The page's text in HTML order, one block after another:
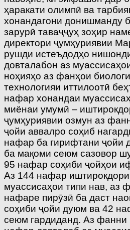
ҳаракати олимпӣ ва
хонандагони донишманду
зарурӣ таваҷҷуҳ зоҳир
директори ҷумҳуриявии
рушди истеъдодҳо
довталабон аз
ноҳияҳо аз фанҳои
технологияи иттилоотӣ
нафар хонандаи
миёнаи умумӣ –
ҷумҳуриявии озмун аз
ҷойи аввалро соҳиб
нафар ба гирифтани ҷойи
ба мақоми сеюм сазовор
95 нафар соҳиби ҷойҳои
Аз 144 нафар
муассисаҳои типи нав, аз
нафаре пирӯзӣ ба даст
соҳиби ҷойи дуюм ва 42
сеюм гардиданд. Аз фанни